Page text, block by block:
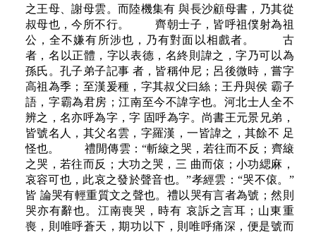
之王母、謝母雲。而陸機集有 與長沙顧母書，乃其從
叔母也，今所不行。 齊朝士子，皆呼祖僕射為祖
公，全不嫌有所涉也，乃有對面以相戲者。 古
者，名以正體，字以表德，名終則諱之，字乃可以為
孫氏。孔子弟子記事 者，皆稱仲尼；呂後微時，嘗字
高祖為季；至漢爰種，字其叔父曰絲；王丹與侯 霸子
語，字霸為君房；江南至今不諱字也。河北士人全不
辨之，名亦呼為字，字 固呼為字。尚書王元景兄弟，
皆號名人，其父名雲，字羅漢，一皆諱之，其餘不 足
怪也。 禮閒傳雲：“斬縗之哭，若往而不反；齊縗
之哭，若往而反；大功之哭，三 曲而偯；小功緦麻，
哀容可也，此哀之發於聲音也。”孝經雲：“哭不偯。”
皆 論哭有輕重質文之聲也。禮以哭有言者為號；然則
哭亦有辭也。江南喪哭，時有 哀訴之言耳；山東重
喪，則唯呼蒼天，期功以下，則唯呼痛深，便是號而